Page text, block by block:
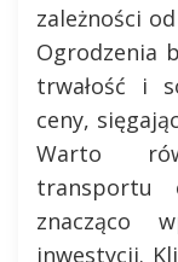
zależności
Ogrodzenia
trwałość i
ceny,
Warto
transportu
znacząco
inwestycji.